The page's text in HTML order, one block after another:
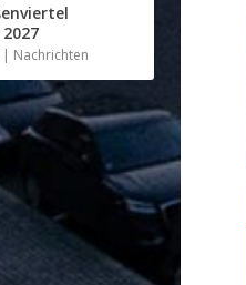
2027
| Nachrichten